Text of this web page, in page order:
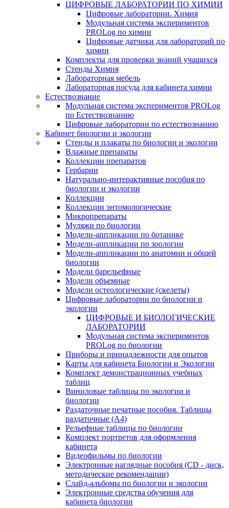
ЦИФРОВЫЕ ЛАБОРАТОРИИ ПО ХИМИИ
Цифровые лаборатории. Химия
Модульная система экспериментов
PROLog по химии
Цифровые датчики для лабораторий по
химии
Комплекты для проверки знаний учащихся
Стенды Химия
Лабораторная мебель
Лабораторная посуда для кабинета химии
Естествознание
Модульная система экспериментов PROLog
по Естествознанию
Цифровые лаборатории по естествознанию
Кабинет биологии и экологии
Стенды и плакаты по биологии и экологии
Влажные препараты
Коллекции препаратов
Гербарии
Натурально-интерактивные пособия по
биологии и экологии
Коллекции
Коллекции энтомологические
Микропрепараты
Муляжи по биологии
Модели-аппликации по ботанике
Модели-аппликации по зоологии
Модели-аппликации по анатомии и общей
биологии
Модели барельефные
Модели объемные
Модели остеологические (скелеты)
Цифровые лаборатории по биологии и
экологии
ЦИФРОВЫЕ И БИОЛОГИЧЕСКИЕ
ЛАБОРАТОРИИ
Модульная система экспериментов
PROLog по биологии
Приборы и принадлежности для опытов
Карты для кабинета Биологии и Экологии
Комплект демонстрационных учебных
таблиц
Виниловые таблицы по экологии и
биологии
Раздаточные печатные пособия. Таблицы
раздаточные (А4)
Рельефные таблицы по биологии
Комплект портретов для оформления
кабинета
Видеофильмы по биологии
Электронные наглядные пособия (CD - диск,
методические рекомендации)
Слайд-альбомы по биологии и экологии
Электронные средства обучения для
кабинета биологии